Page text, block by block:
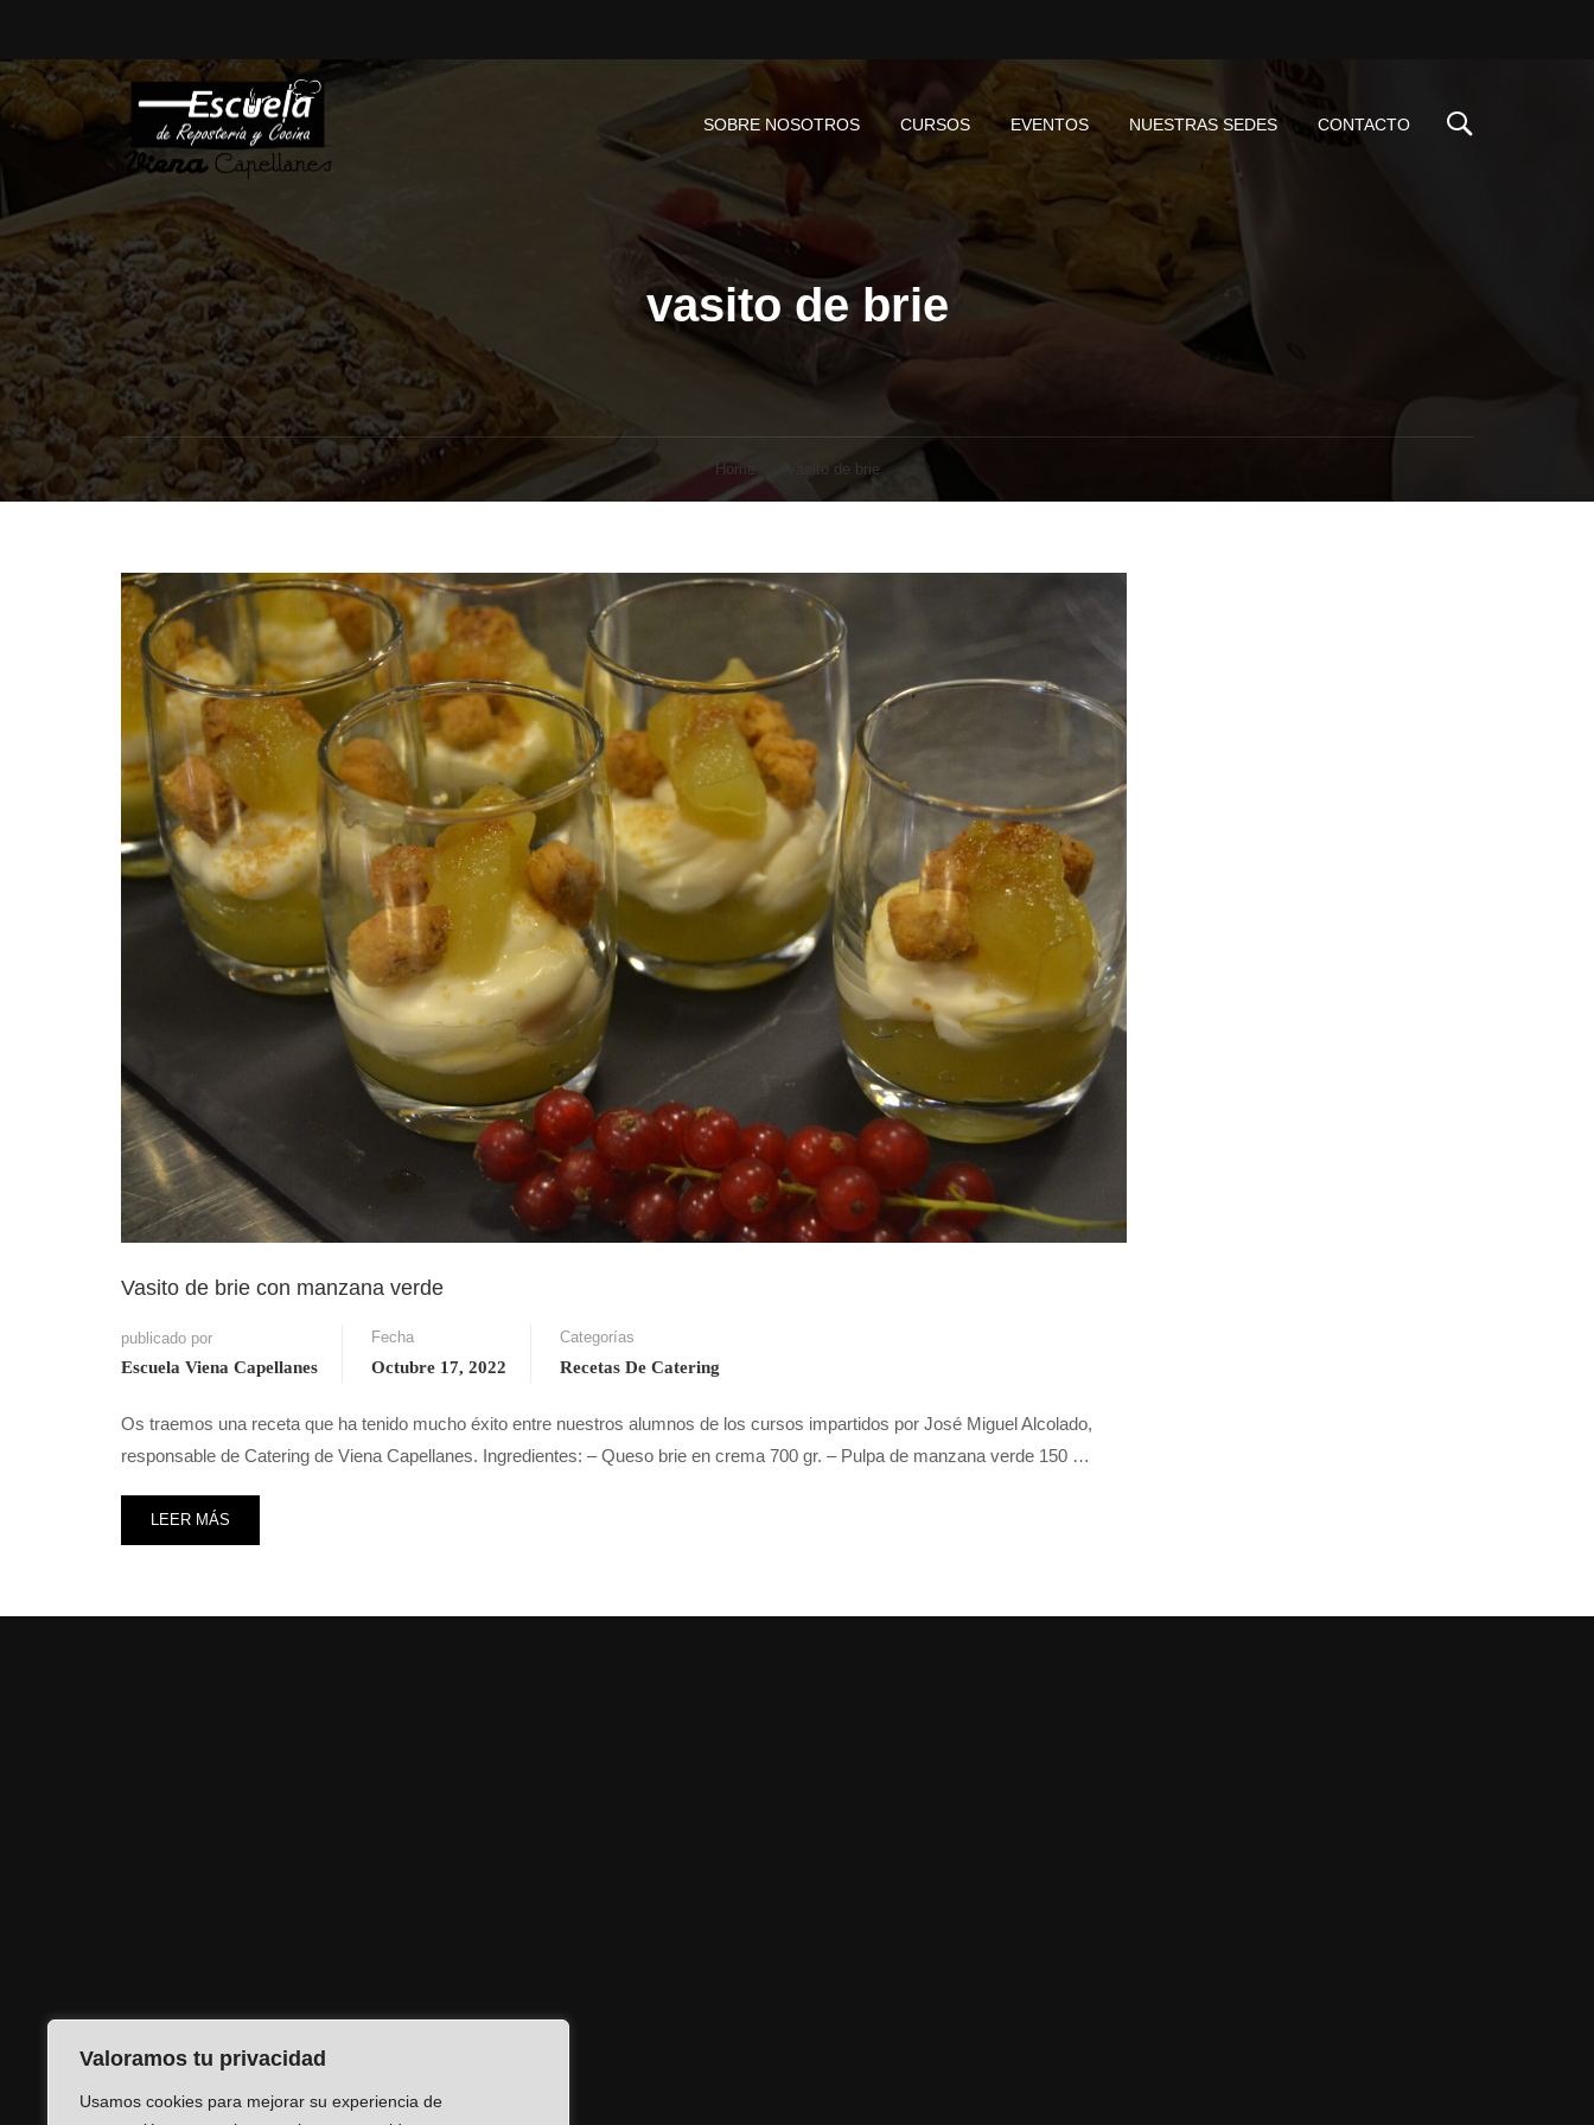
Valoramos tu privacidad
Usamos cookies para mejorar su experiencia de
SOBRE NOSOTROS CURSOS EVENTOS NUESTRAS SEDES CONTACTO
vasito de brie
Home vasito de brie
Vasito de brie con manzana verde
publicado por
Escuela Viena Capellanes
Fecha
Octubre 17, 2022
Categorías
Recetas De Catering
Os traemos una receta que ha tenido mucho éxito entre nuestros alumnos de los cursos impartidos por José Miguel Alcolado,
responsable de Catering de Viena Capellanes. Ingredientes: – Queso brie en crema 700 gr. – Pulpa de manzana verde 150 …
LEER MÁS